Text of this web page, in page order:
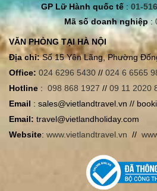
GP Lữ Hành quốc tế : 01-
Mã số doanh nghiệp:
VĂN PHÒNG TẠI HÀ NỘI
Địa chỉ:Số 15 Yên Lãng, Phường
Office: 024 6296 5430 // 024 6 6565
Hotline : 098 868 1927 // 09 11 2020
Email : sales@vietlandtravel.vn //
Email: travel@vietlandholiday.com
Website: www.vietlandtravel.vn //